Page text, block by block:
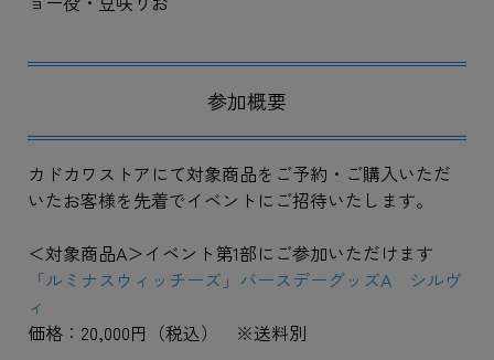
参加概要
カドカワストアにて対象商品をご予約・ご購入いただ
いたお客様を先着でイベントにご招待いたします。
＜対象商品A＞イベント第1部にご参加いただけます
「ルミナスウィッチーズ」バースデーグッズA シルヴ
ィ
価格：20,000円（税込） ※送料別